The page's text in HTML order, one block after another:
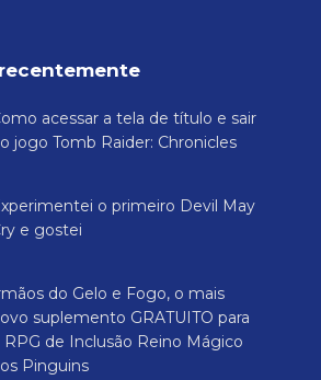
acessar a tela de título e sair
jogo Tomb Raider: Chronicles
o primeiro Devil May
e gostei
do Gelo e Fogo, o mais
suplemento GRATUITO para
RPG de Inclusão Reino Mágico
Pinguins